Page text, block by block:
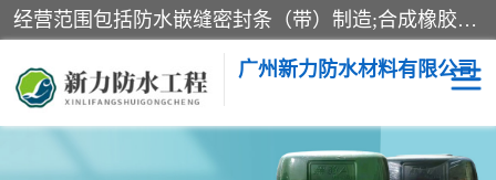
经营范围包括防水嵌缝密封条（带）制造;合成橡胶制造（监控化学品、危险化学品除外）;沥青混合物制造;防水胶粘带制造;其他合成材料制造（监控化学品、危险化学品除外）;涂料制造（监控化学品、危险化学品除外）;建筑结构防水补漏;防水建筑材料制造;粘合剂制造（监控化学品、危险化学品除外）;涂料零售;广州新力防水材料有限公司具有1处分支机构。
广州新力防水材料有限公司